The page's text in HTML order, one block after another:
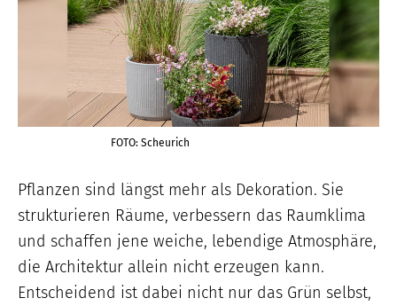
FOTO: Scheurich
Pflanzen sind längst mehr als Dekoration. Sie
strukturieren Räume, verbessern das Raumklima
und schaffen jene weiche, lebendige Atmosphäre,
die Architektur allein nicht erzeugen kann.
Entscheidend ist dabei nicht nur das Grün selbst,